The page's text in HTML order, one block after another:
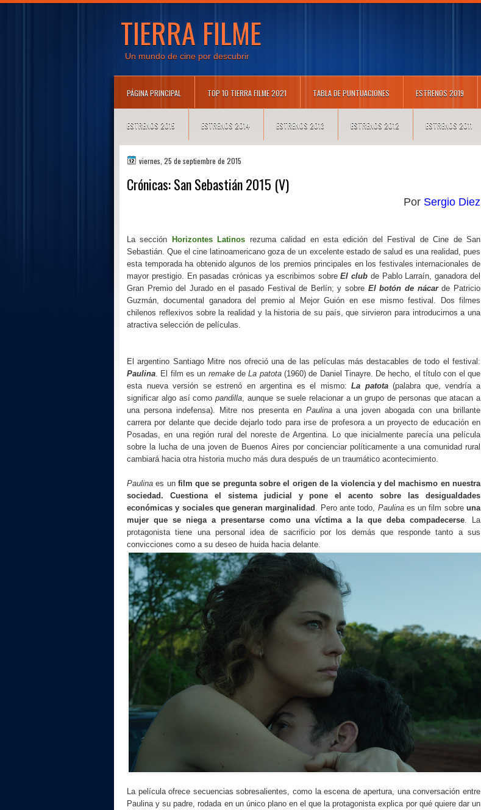
TIERRA FILME
Un mundo de cine por descubrir
PÁGINA PRINCIPAL TOP 10 TIERRA FILME 2021 TABLA DE PUNTUACIONES ESTRENOS 2019
ESTRENOS 2015 ESTRENOS 2014 ESTRENOS 2013 ESTRENOS 2012 ESTRENOS 2011
viernes, 25 de septiembre de 2015
Crónicas: San Sebastián 2015 (V)
Por Sergio Diez
La sección Horizontes Latinos rezuma calidad en esta edición del Festival de Cine de San
Sebastián. Que el cine latinoamericano goza de un excelente estado de salud es una realidad, pues
esta temporada ha obtenido algunos de los premios principales en los festivales internacionales de
mayor prestigio. En pasadas crónicas ya escribimos sobreEl club de Pablo Larraín, ganadora del
Gran Premio del Jurado en el pasado Festival de Berlín; y sobre El botón de nácarde Patricio
Guzmán, documental ganadora del premio al Mejor Guión en ese mismo festival. Dos filmes
chilenos reflexivos sobre la realidad y la historia de su país, que sirvieron para introducirnos a una
atractiva selección de películas.
El argentino Santiago Mitre nos ofreció una de las películas más destacables de todo el festival:
Paulina . El film es un remake deLa patota (1960) de Daniel Tinayre. De hecho, el título con el que
esta nueva versión se estrenó en argentina es el mismo:La patota(palabra que, vendría a
significar algo así como pandilla , aunque se suele relacionar a un grupo de personas que atacan a
una persona indefensa). Mitre nos presenta en Paulinaa una joven abogada con una brillante
carrera por delante que decide dejarlo todo para irse de profesora a un proyecto de educación en
Posadas, en una región rural del noreste de Argentina. Lo que inicialmente parecía una película
sobre la lucha de una joven de Buenos Aires por concienciar políticamente a una comunidad rural
cambiará hacia otra historia mucho más dura después de un traumático acontecimiento.
Paulina es un film que se pregunta sobre el origen de la violencia y del machismo en nuestra
sociedad. Cuestiona el sistema judicial y pone el acento sobre las desigualdades
económicas y sociales que generan marginalidad . Pero ante todo, Paulina es un film sobreuna
mujer que se niega a presentarse como una víctima a la que deba compadecerse . La
protagonista tiene una personal idea de sacrificio por los demás que responde tanto a sus
convicciones como a su deseo de huida hacia delante.
La película ofrece secuencias sobresalientes, como la escena de apertura, una conversación entre
Paulina y su padre, rodada en un único plano en el que la protagonista explica por qué quiere dar un